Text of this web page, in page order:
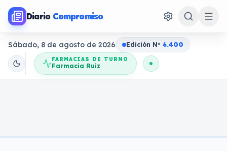
Diario Compromiso
Sábado, 8 de agosto de 2026 Edición No 6.400
FARMACIAS DE TURNO
Farmacia Ruiz